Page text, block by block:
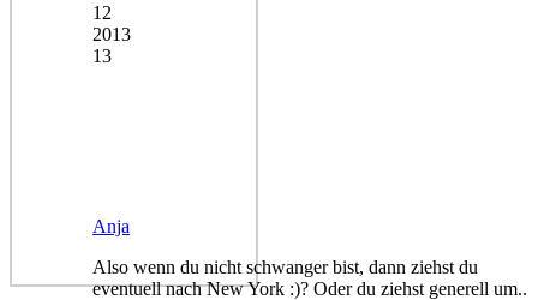
12
2013
13
Anja
Also wenn du nicht schwanger bist, dann ziehst du
eventuell nach New York :)? Oder du ziehst generell um..